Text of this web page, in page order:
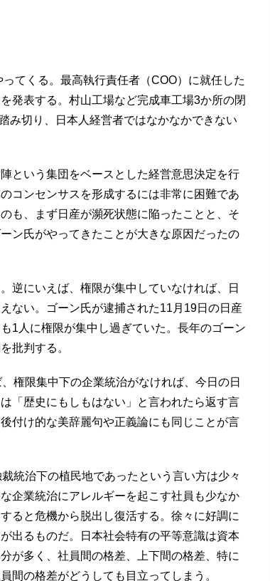
てくる。最高執行責任者（COO）に就任した
発表する。村山工場など完成車工場3か所の閉
み切り、日本人経営者ではなかなかできない
という集団をベースとした経営意思決定を行
コンセンサスを形成するには非常に困難であ
も、まず日産が瀕死状態に陥ったことと、そ
ン氏がやってきたことが大きな原因だったの
逆にいえば、権限が集中していなければ、日
ない。ゴーン氏が逮捕された11月19日の日産
1人に権限が集中し過ぎていた。長年のゴーン
批判する。
権限集中下の企業統治がなければ、今日の日
「歴史にもしもはない」と言われたら返す言
付け的な美辞麗句や正義論にも同じことが言
統治下の植民地であったという言い方は少々
企業統治にアレルギーを起こす社員も少なか
ると危機から脱出し復活する。徐々に好調に
出るものだ。日本社会特有の平等意識は資本
が多く、社員間の格差、上下間の格差、特に
間の格差がどうしても目立ってしまう。